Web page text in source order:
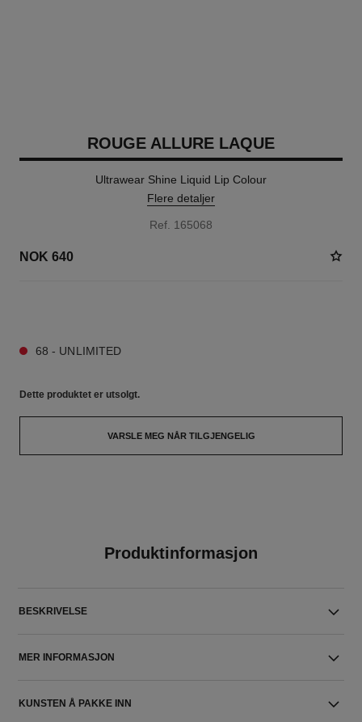
ROUGE ALLURE LAQUE
Ultrawear Shine Liquid Lip Colour
Flere detaljer
Ref. 165068
NOK 640
68 - UNLIMITED
Dette produktet er utsolgt.
VARSLE MEG NÅR TILGJENGELIG
Produktinformasjon
BESKRIVELSE
MER INFORMASJON
KUNSTEN Å PAKKE INN